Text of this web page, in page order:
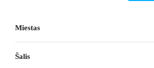
Miestas
Šalis